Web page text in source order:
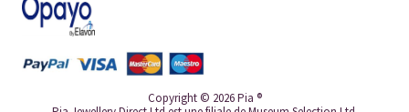
Copyright © 2026 Pia ®